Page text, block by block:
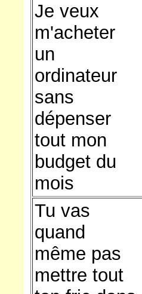
Je veux
m'acheter
un
ordinateur
sans
dépenser
tout mon
budget du
mois
Tu vas
quand
même pas
mettre tout